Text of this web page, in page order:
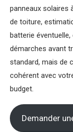
panneaux solaires
de toiture,
batterie éventuelle,
démarches avant
standard, mais de
cohérent avec
budget.
Demander